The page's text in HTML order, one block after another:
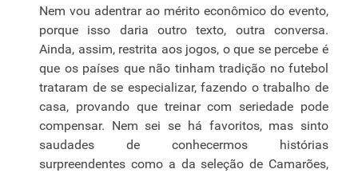
Nem vou adentrar ao mérito econômico do evento,
porque isso daria outro texto, outra conversa.
Ainda, assim, restrita aos jogos, o que se percebe é
que os países que não tinham tradição no futebol
trataram de se especializar, fazendo o trabalho de
casa, provando que treinar com seriedade pode
compensar. Nem sei se há favoritos, mas sinto
saudades de conhecermos histórias
surpreendentes como a da seleção de Camarões,